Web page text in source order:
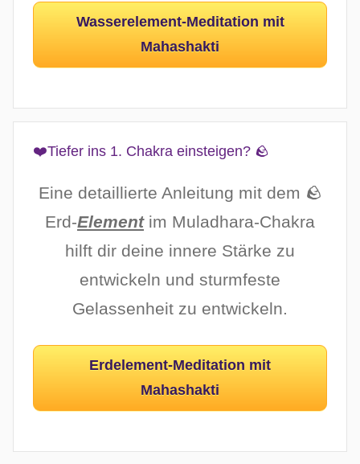
Wasserelement-Meditation mit
Mahashakti
❤️Tiefer ins 1. Chakra einsteigen? 🪨
Eine detaillierte Anleitung mit dem 🪨
Erd-Elementim Muladhara-Chakra
hilft dir deine innere Stärke zu
entwickeln und sturmfeste
Gelassenheit zu entwickeln.
Erdelement-Meditation mit
Mahashakti